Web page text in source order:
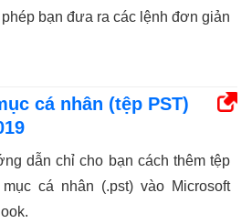
bạn đưa ra các lệnh đơn giản
cá nhân (tệp PST)
dẫn chỉ cho bạn cách thêm tệp
cá nhân (.pst) vào Microsoft